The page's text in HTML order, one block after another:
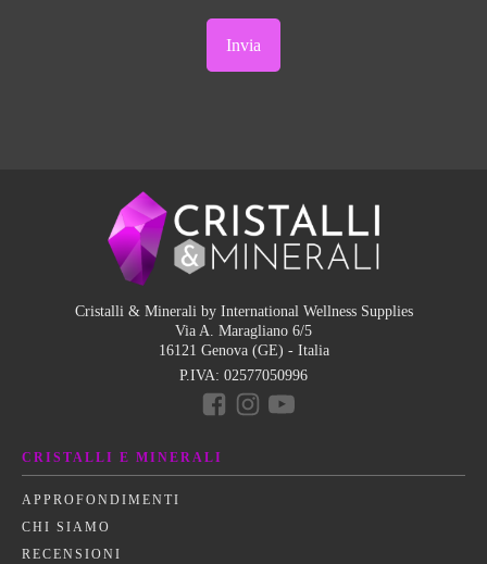
Cristalli & Minerali by International Wellness Supplies
Via A. Maragliano 6/5
16121 Genova (GE) - Italia
P.IVA: 02577050996
CRISTALLI E MINERALI
APPROFONDIMENTI
CHI SIAMO
RECENSIONI